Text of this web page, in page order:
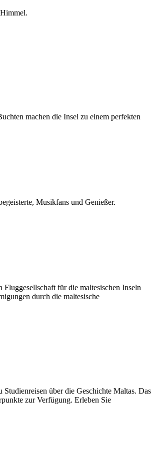
machen die Insel zu einem perfekten
Musikfans und Genießer.
für die maltesischen Inseln
durch die maltesische
über die Geschichte Maltas. Das
zur Verfügung. Erleben Sie